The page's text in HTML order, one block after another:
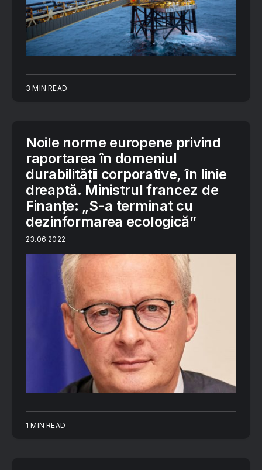
3 MIN READ
Noile norme europene privind
raportarea în domeniul
durabilității corporative, în linie
dreaptă. Ministrul francez de
Finanțe: „S-a terminat cu
dezinformarea ecologică”
23.06.2022
1 MIN READ